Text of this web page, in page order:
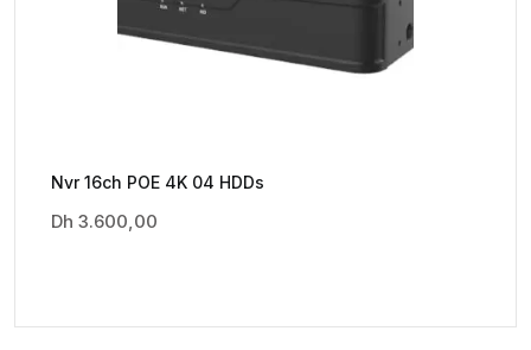
Nvr 16ch POE 4K 04 HDDs
Dh 3.600,00